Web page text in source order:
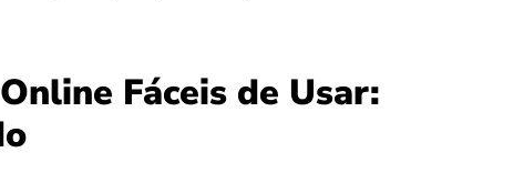
Fáceis de Usar: